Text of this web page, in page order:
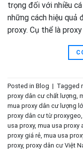
trọng đối với nhiều
những cách hiệu
proxy. Cụ thể là
Posted in Blog | Tagged
proxy dân cư chất lượng,
mua proxy dân cư lượng
proxy dân cư từ proxygeo,
usa proxy, mua usa proxy
proxy giá rẻ, mua usa
proxy, proxy dân cư Việt